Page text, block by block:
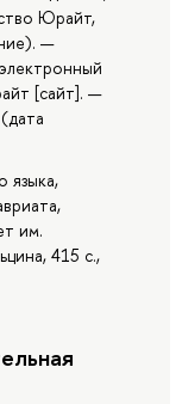
Юрайт,
—
[сайт]. —
языка,
им.
415 с.,